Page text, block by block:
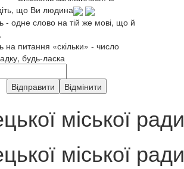
що Ви людина
- одне слово на тій же мові, що й
на питання «скільки» - число
будь-ласка
міської ради
міської ради